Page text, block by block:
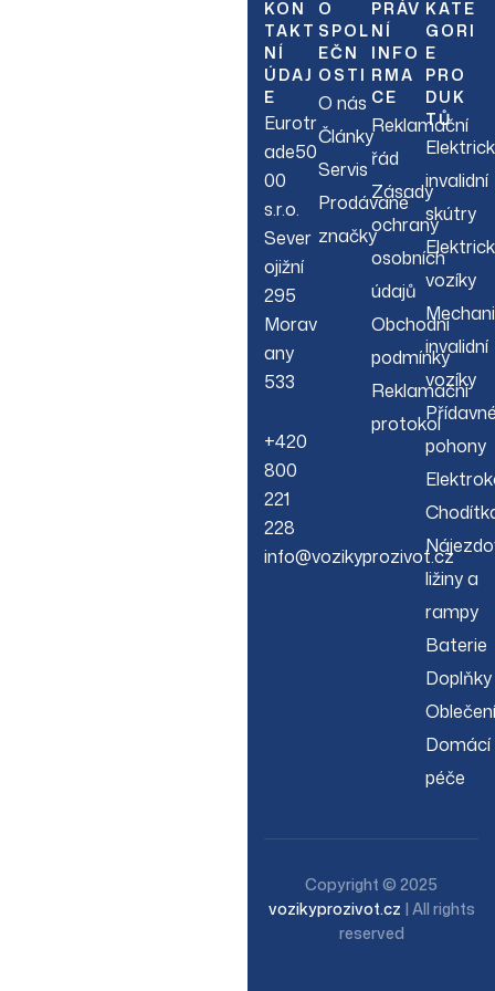
KON
TAKT
NÍ
ÚDAJ
E
Eurotr
ade50
00
s.r.o.
Sever
ojižní
295
Morav
any
533
+420
800
221
228
info@vozikyprozivot.cz
O
SPOL
EČN
OSTI
O nás
Články
Servis
Prodávané
značky
PRÁV
NÍ
INFO
RMA
CE
Reklamační
řád
Zásady
ochrany
osobních
údajů
Obchodní
podmínky
Reklamační
protokol
KATE
GORI
E
PRO
DUK
TŮ
invalidní
skútry
vozíky
invalidní
vozíky
pohony
ližiny a
rampy
Baterie
Doplňky
Oblečení
Domácí
péče
Copyright © 2025
vozikyprozivot.cz | All rights
reserved